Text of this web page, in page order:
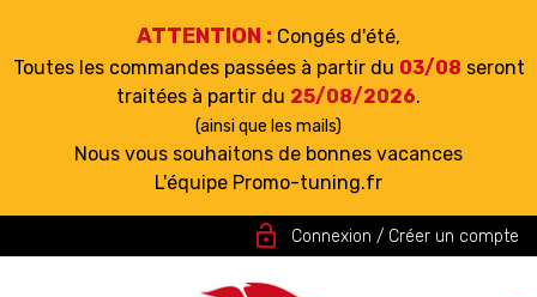
ATTENTION : Congés d'été,
Toutes les commandes passées à partir du 03/08 seront
traitées à partir du 25/08/2026.
(ainsi que les mails)
Nous vous souhaitons de bonnes vacances
L'équipe Promo-tuning.fr
lock_open Connexion / Créer un compte